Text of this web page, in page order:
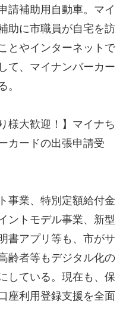
請補助用自動車。マイ
助に市職員が自宅を訪
とやインターネットで
て、マイナンバーカー
。
様大歓迎！】マイナち
カードの出張申請受
事業、特別定額給付金
ントモデル事業、新型
書アプリ等も、市がサ
齢者等もデジタル化の
している。現在も、保
座利用登録支援を全面